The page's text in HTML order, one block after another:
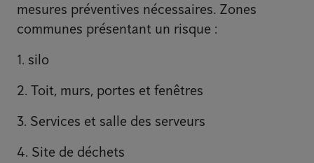
mesures préventives nécessaires. Zones
communes présentant un risque :
1. silo
2. Toit, murs, portes et fenêtres
3. Services et salle des serveurs
4. Site de déchets